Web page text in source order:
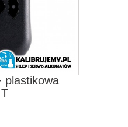
plastikowa